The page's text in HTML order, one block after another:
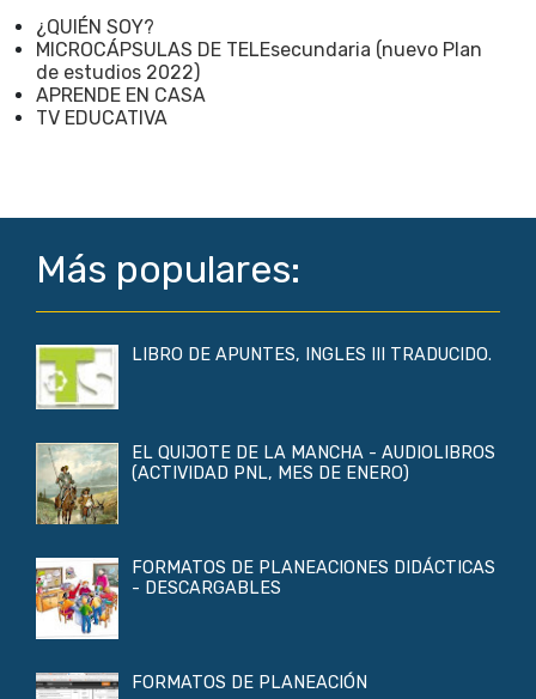
¿QUIÉN SOY?
MICROCÁPSULAS DE TELEsecundaria (nuevo Plan
de estudios 2022)
APRENDE EN CASA
TV EDUCATIVA
Más populares:
LIBRO DE APUNTES, INGLES III TRADUCIDO.
EL QUIJOTE DE LA MANCHA - AUDIOLIBROS
(ACTIVIDAD PNL, MES DE ENERO)
FORMATOS DE PLANEACIONES DIDÁCTICAS
- DESCARGABLES
FORMATOS DE PLANEACIÓN